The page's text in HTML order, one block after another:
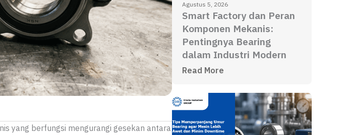
yang berfungsi mengurangi gesekan antara
Smart Factory dan Peran
Komponen Mekanis:
Pentingnya Bearing
dalam Industri Modern
Agustus 5, 2026
Read More